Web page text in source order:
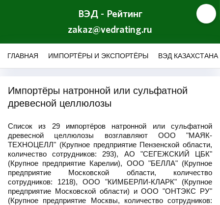
ВЭД - Рейтинг
zakaz@vedrating.ru
ГЛАВНАЯ ИМПОРТЁРЫ И ЭКСПОРТЁРЫ ВЭД КАЗАХСТАНА
Импортёры натронной или сульфатной
древесной целлюлозы
Список из 29 импортёров натронной или сульфатной
древесной целлюлозы возглавляют ООО "МАЯК-
ТЕХНОЦЕЛЛ" (Крупное предприятие Пензенской области,
количество сотрудников: 293), АО "СЕГЕЖСКИЙ ЦБК"
(Крупное предприятие Карелии), ООО "БЕЛЛА" (Крупное
предприятие Московской области, количество
сотрудников: 1218), ООО "КИМБЕРЛИ-КЛАРК" (Крупное
предприятие Московской области) и ООО "ОНТЭКС РУ"
(Крупное предприятие Москвы, количество сотрудников: